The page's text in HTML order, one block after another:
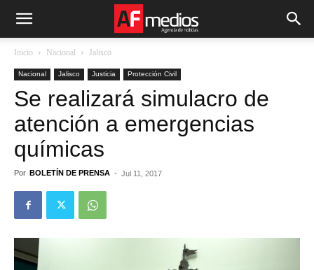
Inicio Nacional Jalisco
Nacional Jalisco Justicia Protección Civil
Se realizará simulacro de
atención a emergencias
químicas
Por BOLETÍN DE PRENSA - Jul 11, 2017